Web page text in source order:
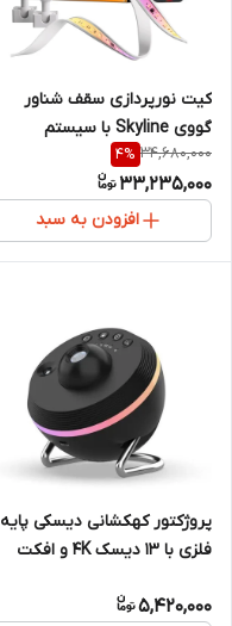
کیت نورپردازی سقف شناور
گووی Skyline با سیستم
LuminBlend
34,680,000
4%
33,235,000
افزودن به سبد
پروژکتور کهکشانی دیسکی پایه
فلزی با ۱۳ دیسک ۴K و افکت
5,420,000